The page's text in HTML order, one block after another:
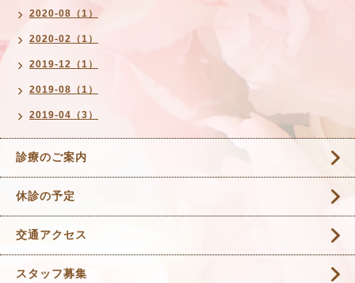
2020-08（1）
2020-02（1）
2019-12（1）
2019-08（1）
2019-04（3）
診療のご案内
休診の予定
交通アクセス
スタッフ募集